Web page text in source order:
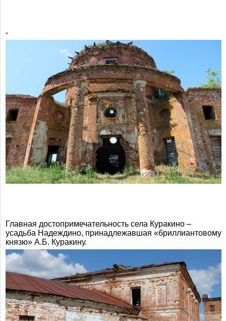
-
Главная достопримечательность села Куракино –
усадьба Надеждино, принадлежавшая «бриллиантовому
князю» А.Б. Куракину.